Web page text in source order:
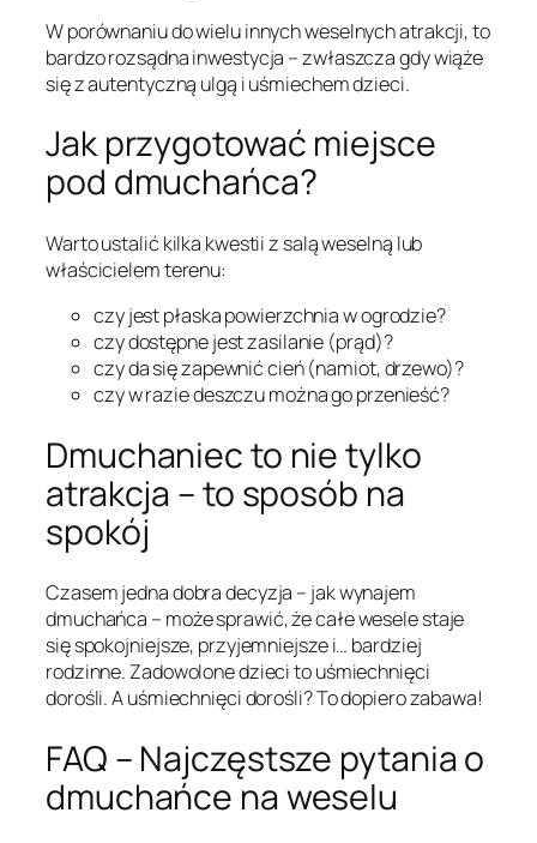
W porównaniu do wielu innych weselnych atrakcji, to
bardzo rozsądna inwestycja – zwłaszcza gdy wiąże
się z autentyczną ulgą i uśmiechem dzieci.
Jak przygotować miejsce
pod dmuchańca?
Warto ustalić kilka kwestii z salą weselną lub
właścicielem terenu:
czy jest płaska powierzchnia w ogrodzie?
czy dostępne jest zasilanie (prąd)?
czy da się zapewnić cień (namiot, drzewo)?
czy w razie deszczu można go przenieść?
Dmuchaniec to nie tylko
atrakcja – to sposób na
spokój
Czasem jedna dobra decyzja – jak wynajem
dmuchańca – może sprawić, że całe wesele staje
się spokojniejsze, przyjemniejsze i… bardziej
rodzinne. Zadowolone dzieci to uśmiechnięci
dorośli. A uśmiechnięci dorośli? To dopiero zabawa!
FAQ – Najczęstsze pytania o
dmuchańce na weselu